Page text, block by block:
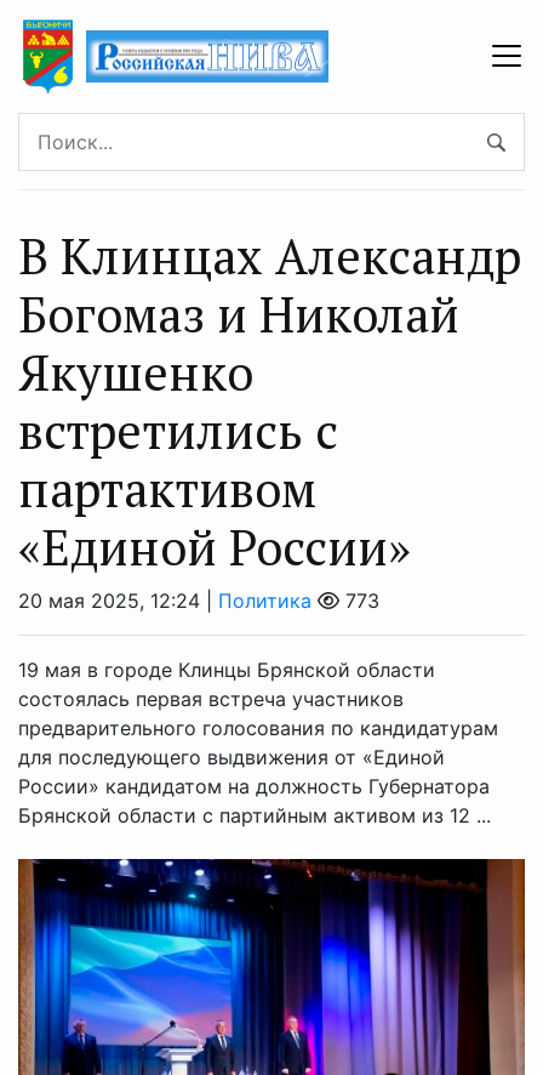
В Клинцах Александр
Богомаз и Николай
Якушенко
встретились с
партактивом
«Единой России»
20 мая 2025, 12:24 | Политика 773
19 мая в городе Клинцы Брянской области
состоялась первая встреча участников
предварительного голосования по кандидатурам
для последующего выдвижения от «Единой
России» кандидатом на должность Губернатора
Брянской области с партийным активом из 12 ...